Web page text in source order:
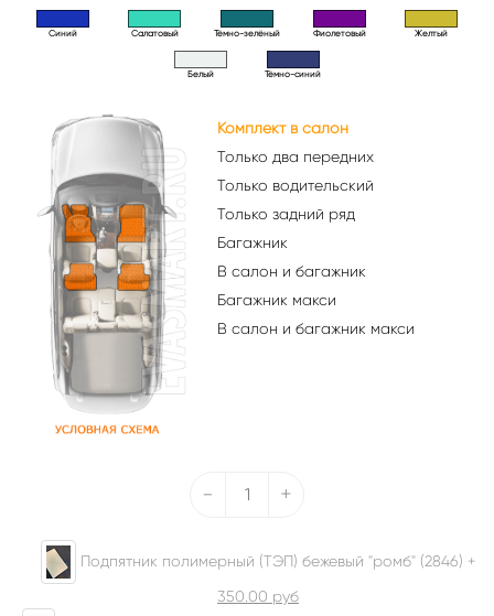
Синий Салатовый Тёмно-зелёный Фиолетовый Желтый
Белый Тёмно-синий
Комплект в салон
Только два передних
Только водительский
Только задний ряд
Багажник
В салон и багажник
Багажник макси
В салон и багажник макси
- +
Подпятник полимерный (ТЭП) бежевый "ромб" (2846) +
350.00 руб